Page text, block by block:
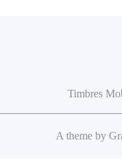
Timbres
A theme by